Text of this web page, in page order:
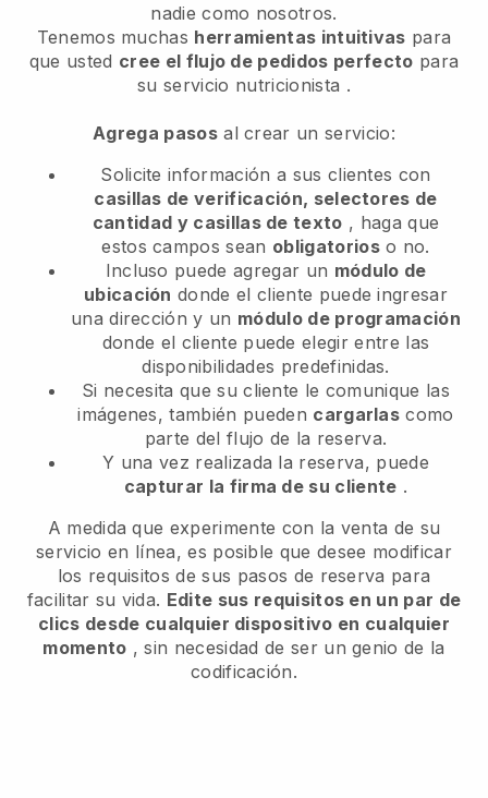
nadie como nosotros.
Tenemos muchas herramientas intuitivas para
que usted cree el flujo de pedidos perfecto para
su servicio nutricionista .
Agrega pasosal crear un servicio:
Solicite información a sus clientes con
casillas de verificación, selectores de
cantidad y casillas de texto , haga que
estos campos sean obligatorioso no.
Incluso puede agregar un módulo de
ubicación donde el cliente puede ingresar
una dirección y un módulo de programación
donde el cliente puede elegir entre las
disponibilidades predefinidas.
Si necesita que su cliente le comunique las
imágenes, también pueden cargarlas como
parte del flujo de la reserva.
Y una vez realizada la reserva, puede
capturar la firma de su cliente .
A medida que experimente con la venta de su
servicio en línea, es posible que desee modificar
los requisitos de sus pasos de reserva para
facilitar su vida. Edite sus requisitos en un par de
clics desde cualquier dispositivo en cualquier
momento , sin necesidad de ser un genio de la
codificación.